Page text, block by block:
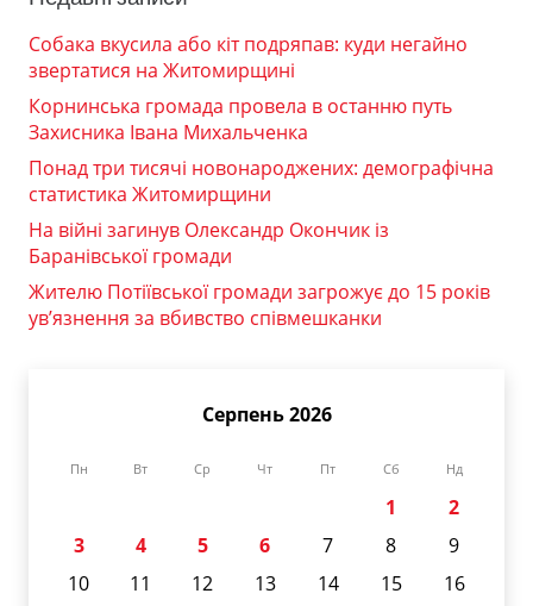
Собака вкусила або кіт подряпав: куди негайно
звертатися на Житомирщині
Корнинська громада провела в останню путь
Захисника Івана Михальченка
Понад три тисячі новонароджених: демографічна
статистика Житомирщини
На війні загинув Олександр Окончик із
Баранівської громади
Жителю Потіївської громади загрожує до 15 років
ув’язнення за вбивство співмешканки
Серпень 2026
Пн Вт Ср Чт Пт Сб Нд
1
2
3
4 5 6 7 8
9
10
11 12 13 14 15
16